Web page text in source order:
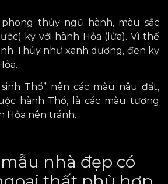
thủy ngũ hành, màu sắc
kỵ với hành Hỏa (lửa). Vì thế
Thủy như xanh dương, đen kỵ
sinh Thổ” nên các màu nâu đất,
hành Thổ, là các màu tương
Hỏa nên tránh.
nhà đẹp có